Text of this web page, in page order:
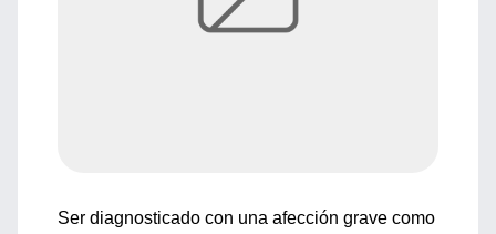
Ser diagnosticado con una afección grave como